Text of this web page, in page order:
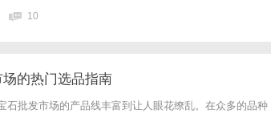
出海、建立自主品牌的第一站。传统工贸企业拥有无与
其原有的传统财务体系往往会面临...
10
的热门选品指南
石批发市场的产品线丰富到让人眼花缭乱。在众多的品种